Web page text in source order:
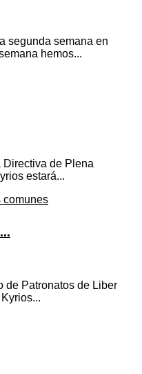
segunda semana en
hemos...
Directiva de Plena
estará...
de Patronatos de Liber